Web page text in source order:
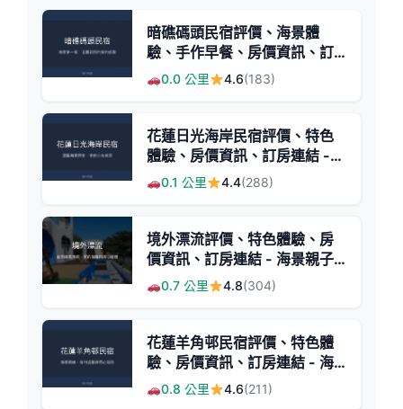
暗礁碼頭民宿評價、海景體
驗、手作早餐、房價資訊、訂
房連結 - 海景親切服務
0.0 公里 4.6(183)
花蓮日光海岸民宿評價、特色
體驗、房價資訊、訂房連結 -
溫馨海景家庭住宿
0.1 公里 4.4(288)
境外漂流評價、特色體驗、房
價資訊、訂房連結 - 海景親子
溫馨民宿
0.7 公里 4.8(304)
花蓮羊角邨民宿評價、特色體
驗、房價資訊、訂房連結 - 海
景溫馨住宿
0.8 公里 4.6(211)